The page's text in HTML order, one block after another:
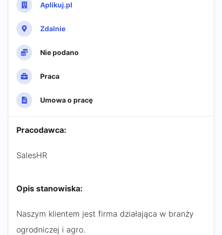
Aplikuj.pl
Zdalnie
Nie podano
Praca
Umowa o pracę
Pracodawca:
SalesHR
Opis stanowiska:
Naszym klientem jest firma działająca w branży
ogrodniczej i agro.